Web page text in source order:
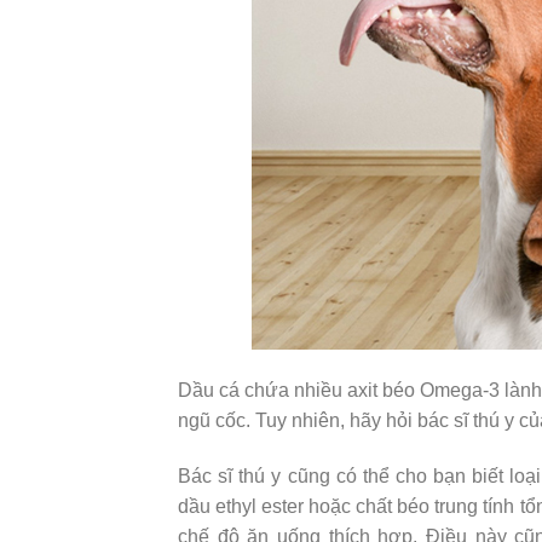
Dầu cá chứa nhiều axit béo Omega-3
ngũ cốc. Tuy nhiên, hãy hỏi bác sĩ thú y
Bác sĩ thú y cũng có thể cho bạn biết
dầu ethyl ester hoặc chất béo trung tính
chế độ ăn uống thích hợp. Điều này